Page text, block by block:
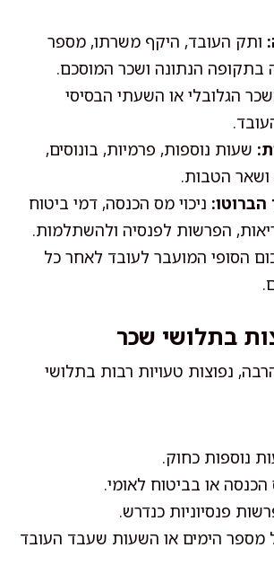
ותק העובד, היקף משרתו, מספר
בתקופה הנתונה ושכר המוסכם.
הגלובלי או השעתי הבסיסי
שעות נוספות, פרמיות, בונוסים,
ושאר הטבות.
הברוטו: ניכוי מס הכנסה, דמי ביטוח
הפרשות לפנסיה ולהשתלמות.
הסופי המועבר לעובד לאחר כל
בתלושי שכר
נפוצות טעויות רבות בתלושי
נוספות כחוק.
הכנסה או בביטוח לאומי.
פנסיוניות כנדרש.
מספר הימים או השעות שעבד העובד